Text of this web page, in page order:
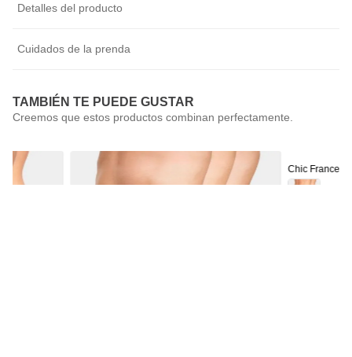
Detalles del producto
Cuidados de la prenda
TAMBIÉN TE PUEDE GUSTAR
Chic France